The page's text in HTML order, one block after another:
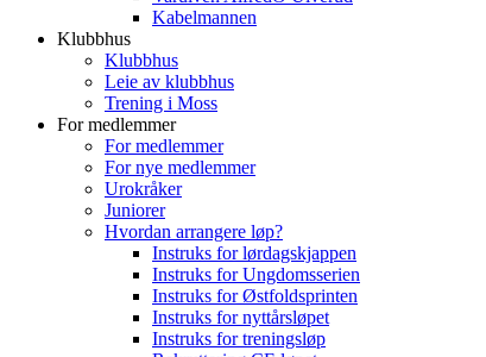
Kabelmannen
Klubbhus
Klubbhus
Leie av klubbhus
Trening i Moss
For medlemmer
For medlemmer
For nye medlemmer
Urokråker
Juniorer
Hvordan arrangere løp?
Instruks for lørdagskjappen
Instruks for Ungdomsserien
Instruks for Østfoldsprinten
Instruks for nyttårsløpet
Instruks for treningsløp